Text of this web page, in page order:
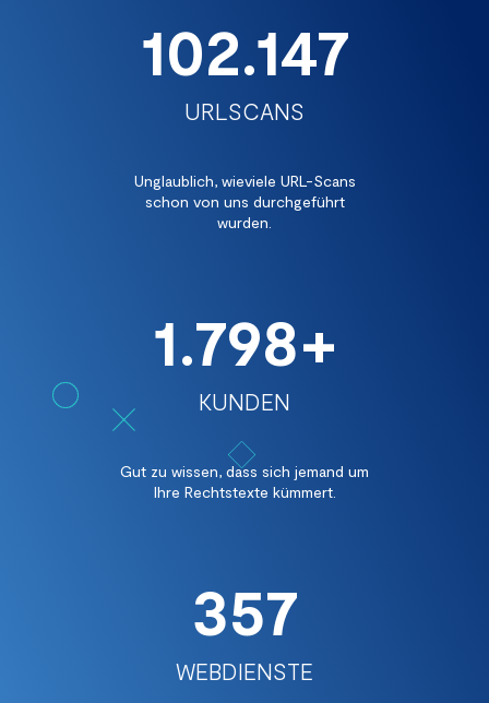
102.282
URLSCANS
Unglaublich, wieviele URL-Scans
schon von uns durchgeführt
wurden.
1.800+
KUNDEN
Gut zu wissen, dass sich jemand um
Ihre Rechtstexte kümmert.
357
WEBDIENSTE